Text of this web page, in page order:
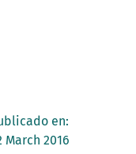
en:
March 2016